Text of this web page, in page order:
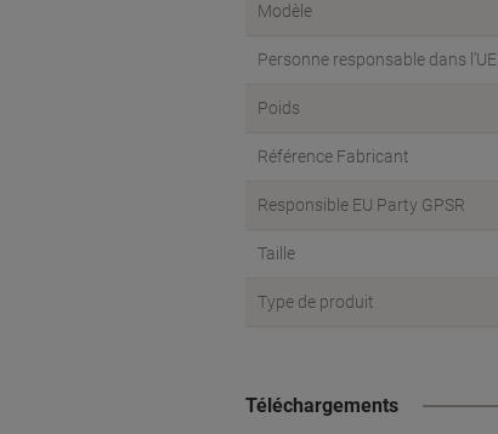
Modèle
Personne responsable dans l’UE
Poids
Référence Fabricant
Responsible EU Party GPSR
Taille
Type de produit
Téléchargements